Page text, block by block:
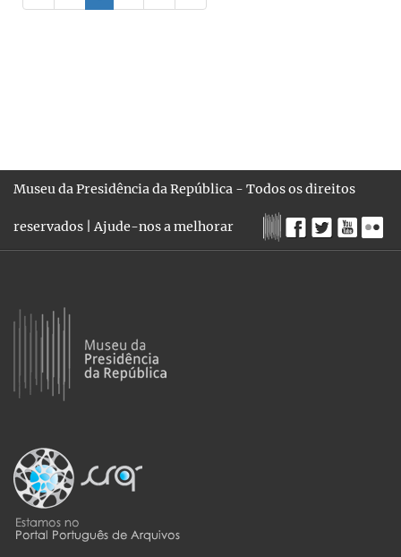
Museu da Presidência da República - Todos os direitos
reservados |Ajude-nos a melhorar